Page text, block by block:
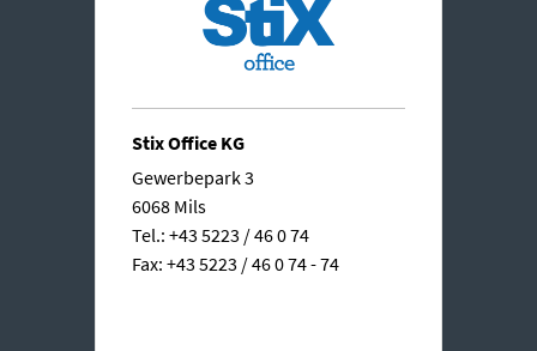
Stix Office KG
Gewerbepark 3
6068 Mils
Tel.: +43 5223 / 46 0 74
Fax: +43 5223 / 46 0 74 - 74